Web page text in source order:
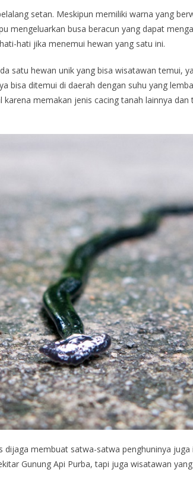
setan. Meskipun memiliki warna yang
mengeluarkan busa beracun yang dapat
hati jika menemui hewan yang satu ini.
satu hewan unik yang bisa wisatawan temui,
bisa ditemui di daerah dengan suhu yang
karena memakan jenis cacing tanah lainnya
dijaga membuat satwa-satwa penghuninya
Gunung Api Purba, tapi juga wisatawan